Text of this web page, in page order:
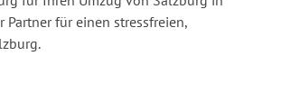
Partner für einen stressfreien,